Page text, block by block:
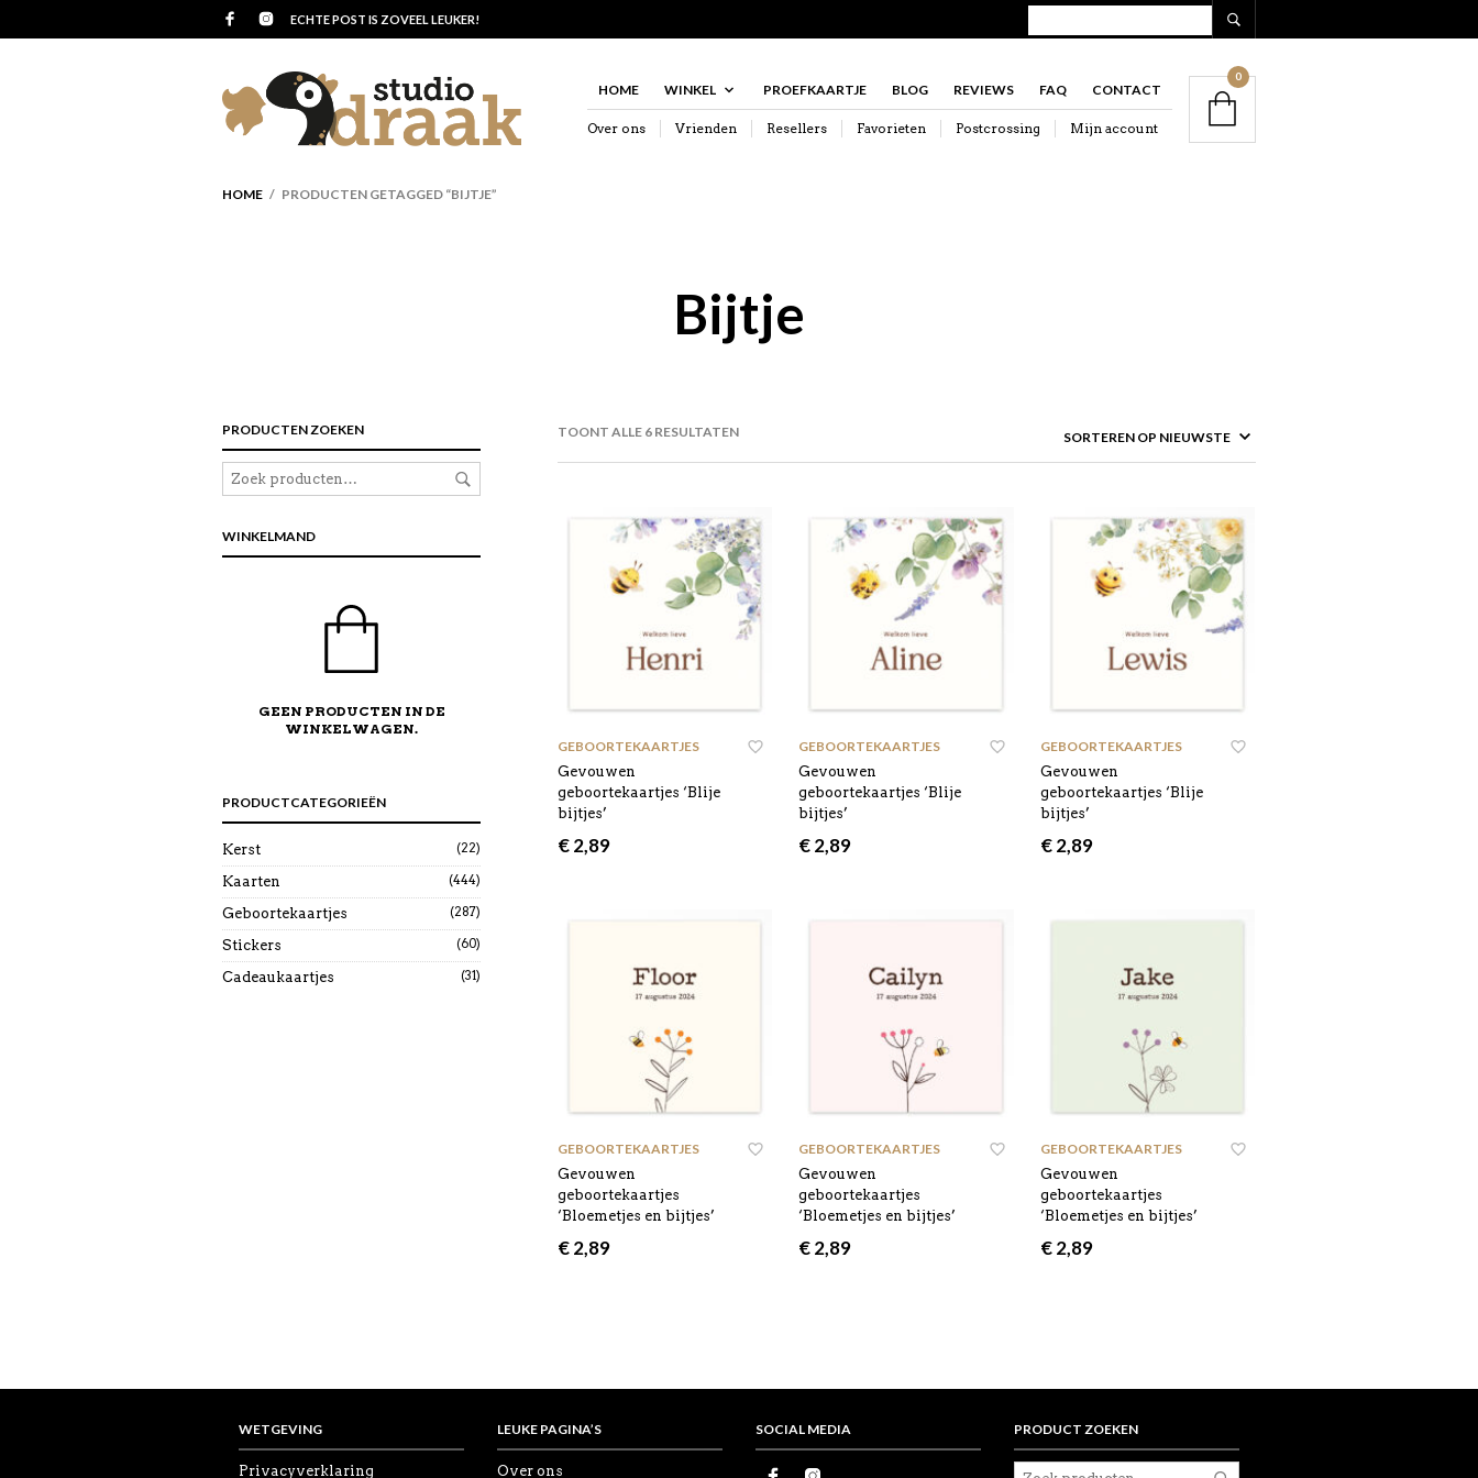
ECHTE POST IS ZOVEEL LEUKER!
HOME WINKEL PROEFKAARTJE BLOG REVIEWS FAQ CONTACT
Over ons Vrienden Resellers Favorieten Postcrossing Mijn account
0
HOME / PRODUCTEN GETAGGED “BIJTJE”
Bijtje
TOONT ALLE 6 RESULTATENGESORTEERD
NIEUWSTE
PRODUCTEN ZOEKEN
WINKELMAND
GEEN PRODUCTEN IN DE
WINKELWAGEN.
PRODUCTCATEGORIEËN
Kerst (22)
Kaarten (444)
Geboortekaartjes (287)
Stickers (60)
Cadeaukaartjes (31)
GEBOORTEKAARTJES
Gevouwen
geboortekaartjes ‘Blije
bijtjes’
€2,89
GEBOORTEKAARTJES
Gevouwen
geboortekaartjes ‘Blije
bijtjes’
€2,89
GEBOORTEKAARTJES,
Gevouwen
geboortekaartjes ‘Blije
bijtjes’
€2,89
GEBOORTEKAARTJES
Gevouwen
geboortekaartjes
‘Bloemetjes en bijtjes’
€2,89
GEBOORTEKAARTJES
Gevouwen
geboortekaartjes
‘Bloemetjes en bijtjes’
€2,89
GEBOORTEKAARTJES,
Gevouwen
geboortekaartjes
‘Bloemetjes en bijtjes’
€2,89
WETGEVING
Privacyverklaring
LEUKE PAGINA’S
Over ons
SOCIAL MEDIA PRODUCT ZOEKEN